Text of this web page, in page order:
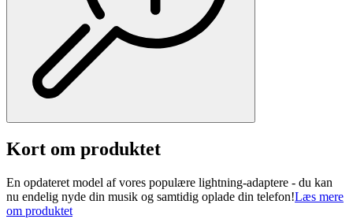
Kort om produktet
En opdateret model af vores populære lightning-adaptere - du kan
nu endelig nyde din musik og samtidig oplade din telefon!Læs mere
om produktet